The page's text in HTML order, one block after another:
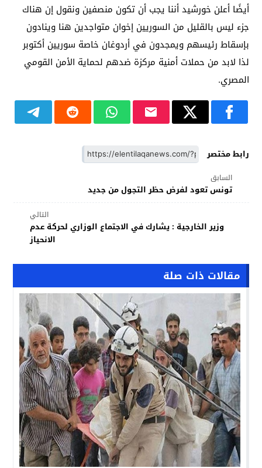
أيضًا أعلن خورشيد أننا يجب أن تكون منصفين ونقول إن هناك
جزء ليس بالقليل من السوريين إخوان متواجدين هنا وينادون
بإسقاط رئيسهم ويمجدون في أردوغان خاصة سوريين أكتوبر
لذا لابد من حملات أمنية مركزة ضدهم لحماية الأمن القومي
المصري.
رابط مختصر
السابق
تونس تعود لفرض حظر التجول من جديد
التالي
وزير الخارجية : يشارك في الاجتماع الوزاري لحركة عدم
الانحياز
مقالات ذات صلة